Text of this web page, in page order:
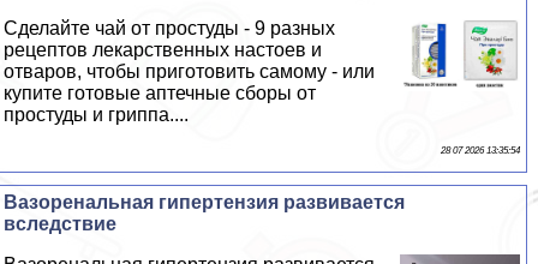
Сделайте чай от простуды - 9 разных
рецептов лекарственных настоев и
отваров, чтобы приготовить самому - или
купите готовые аптечные сборы от
простуды и гриппа....
28 07 2026 13:35:54
Вазоренальная гипертензия развивается
вследствие